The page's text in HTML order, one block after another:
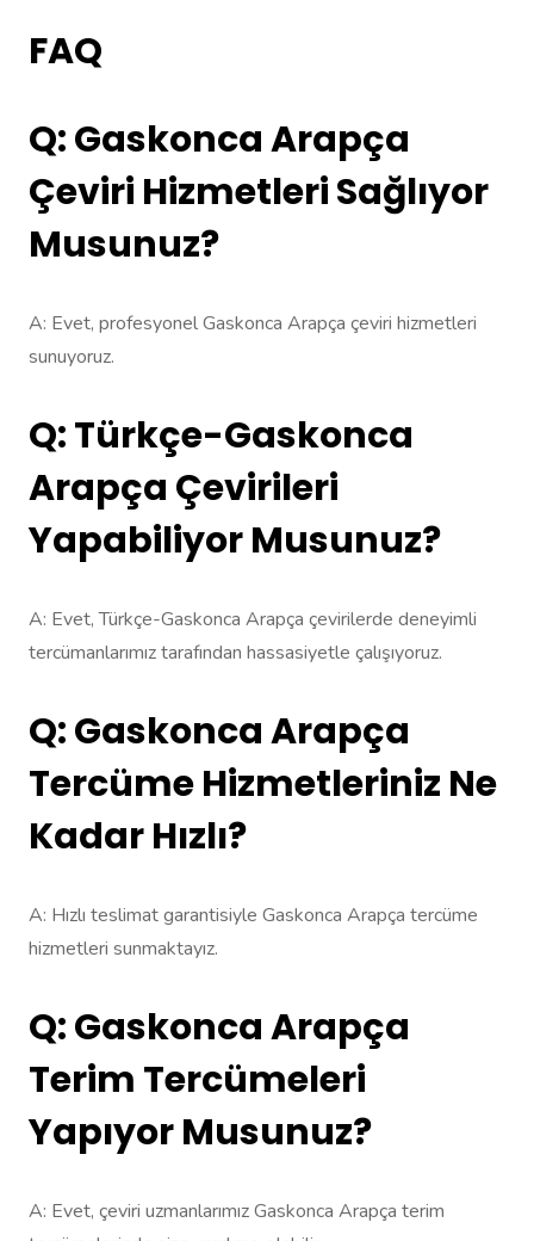
FAQ
Q: Gaskonca Arapça
Çeviri Hizmetleri Sağlıyor
Musunuz?
A: Evet, profesyonel Gaskonca Arapça çeviri hizmetleri
sunuyoruz.
Q: Türkçe-Gaskonca
Arapça Çevirileri
Yapabiliyor Musunuz?
A: Evet, Türkçe-Gaskonca Arapça çevirilerde deneyimli
tercümanlarımız tarafından hassasiyetle çalışıyoruz.
Q: Gaskonca Arapça
Tercüme Hizmetleriniz Ne
Kadar Hızlı?
A: Hızlı teslimat garantisiyle Gaskonca Arapça tercüme
hizmetleri sunmaktayız.
Q: Gaskonca Arapça
Terim Tercümeleri
Yapıyor Musunuz?
A: Evet, çeviri uzmanlarımız Gaskonca Arapça terim